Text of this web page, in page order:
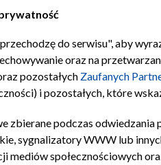
Regulamin
do serwisu", aby
oraz na
pozostałych Zaufanych
i pozostałych, które
zbierane podczas odwiedzania
sygnalizatory WWW lub
mediów społecznościowych